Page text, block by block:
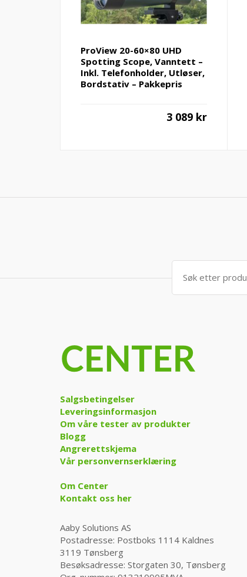
ProView 20-60×80 UHD
Spotting Scope, Vanntett –
Inkl. Telefonholder, Utløser,
Bordstativ – Pakkepris
3 089 kr
Søk
etter:
Salgsbetingelser
Leveringsinformasjon
Om våre tester av produkter
Blogg
Angrerettskjema
Vår personvernserklæring
Om Center
Kontakt oss her
Aaby Solutions AS
Postadresse: Postboks 1114 Kaldnes
3119 Tønsberg
Besøksadresse: Storgaten 30, Tønsberg